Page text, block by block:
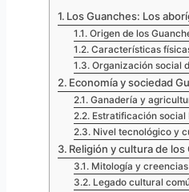
Los Guanches: Los
Origen de los
Características
Organización social
Economía y sociedad
Ganadería y
Estratificación social
Nivel tecnológico y
Religión y cultura de los
Mitología y
Legado cultural